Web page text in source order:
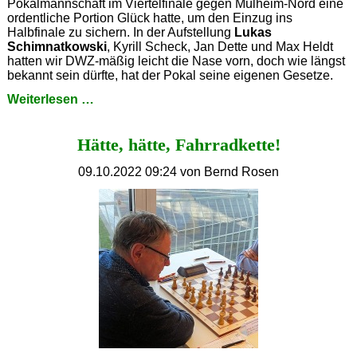
Pokalmannschaft im Viertelfinale gegen Mülheim-Nord eine
ordentliche Portion Glück hatte, um den Einzug ins
Halbfinale zu sichern. In der Aufstellung Lukas
Schimnatkowski, Kyrill Scheck, Jan Dette und Max Heldt
hatten wir DWZ-mäßig leicht die Nase vorn, doch wie längst
bekannt sein dürfte, hat der Pokal seine eigenen Gesetze.
Weiterlesen …
Hätte, hätte, Fahrradkette!
09.10.2022 09:24 von Bernd Rosen